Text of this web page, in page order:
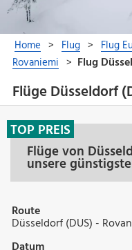
Flüge Düsseldorf
Flüge von
unsere
TOP PREIS
Route
Düsseldorf (DUS) -